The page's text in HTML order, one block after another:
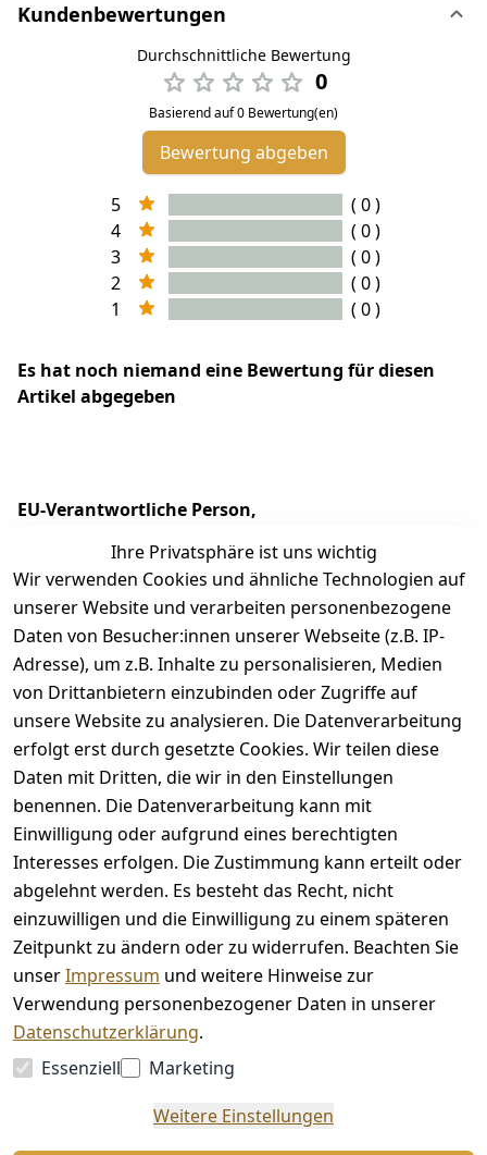
Kundenbewertungen
Durchschnittliche Bewertung
0
Basierend auf 0 Bewertung(en)
Bewertung abgeben
5
( 0 )
4
( 0 )
3
( 0 )
2
( 0 )
1
( 0 )
Es hat noch niemand eine Bewertung für diesen
Artikel abgegeben
EU-Verantwortliche Person,
Ihre Privatsphäre ist uns wichtig
Wir verwenden Cookies und ähnliche Technologien auf
unserer Website und verarbeiten personenbezogene
Daten von Besucher:innen unserer Webseite (z.B. IP-
Adresse), um z.B. Inhalte zu personalisieren, Medien
von Drittanbietern einzubinden oder Zugriffe auf
unsere Website zu analysieren. Die Datenverarbeitung
erfolgt erst durch gesetzte Cookies. Wir teilen diese
Daten mit Dritten, die wir in den Einstellungen
benennen. Die Datenverarbeitung kann mit
Einwilligung oder aufgrund eines berechtigten
Interesses erfolgen. Die Zustimmung kann erteilt oder
abgelehnt werden. Es besteht das Recht, nicht
einzuwilligen und die Einwilligung zu einem späteren
Zeitpunkt zu ändern oder zu widerrufen. Beachten Sie
unserImpressum und weitere Hinweise zur
Verwendung personenbezogener Daten in unserer
Datenschutzerklärung.
Essenziell
Marketing
Weitere Einstellungen
Rechtliches
AGB
Impressum
Datenschutze
rklärung
Barrierefreihe
itserklärung
Widerrufsrec
ht
Kontakt
Kontakt
Registrieren
widerrufen